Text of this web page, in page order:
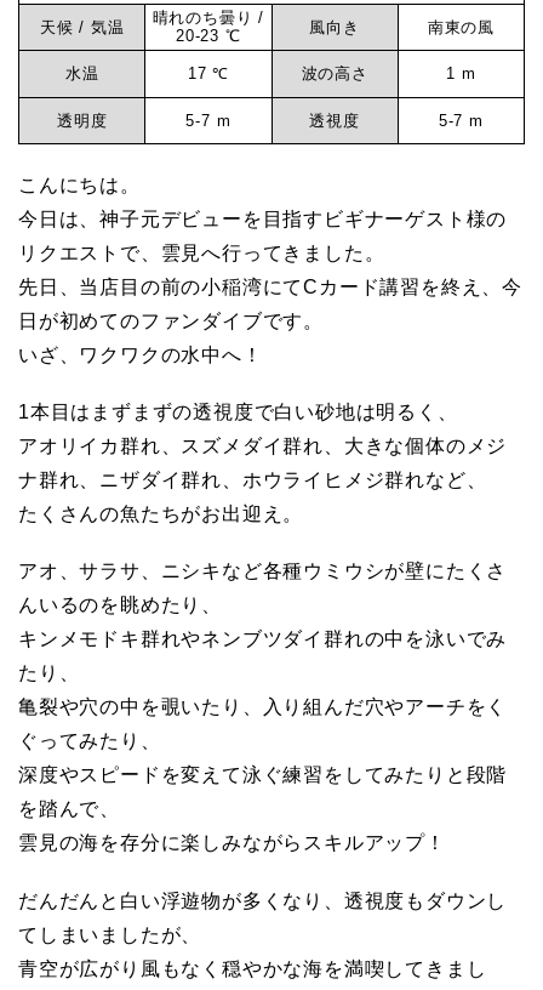
な
ら
神
子
元
マ
リ
ン
サ
ー
ビ
ス
子
ロ
ー
ズ）
天候 / 気温
晴れのち曇り /
20-23 ℃
風向き 南東の風
水温 17 ℃ 波の高さ 1 m
透明度 5-7 m 透視度 5-7 m
こんにちは。
今日は、神子元デビューを目指すビギナーゲスト様の
リクエストで、雲見へ行ってきました。
先日、当店目の前の小稲湾にてCカード講習を終え、今
日が初めてのファンダイブです。
いざ、ワクワクの水中へ！
1本目はまずまずの透視度で白い砂地は明るく、
アオリイカ群れ、スズメダイ群れ、大きな個体のメジ
ナ群れ、ニザダイ群れ、ホウライヒメジ群れなど、
たくさんの魚たちがお出迎え。
アオ、サラサ、ニシキなど各種ウミウシが壁にたくさ
んいるのを眺めたり、
キンメモドキ群れやネンブツダイ群れの中を泳いでみ
たり、
亀裂や穴の中を覗いたり、入り組んだ穴やアーチをく
ぐってみたり、
深度やスピードを変えて泳ぐ練習をしてみたりと段階
を踏んで、
雲見の海を存分に楽しみながらスキルアップ！
だんだんと白い浮遊物が多くなり、透視度もダウンし
てしまいましたが、
青空が広がり風もなく穏やかな海を満喫してきまし